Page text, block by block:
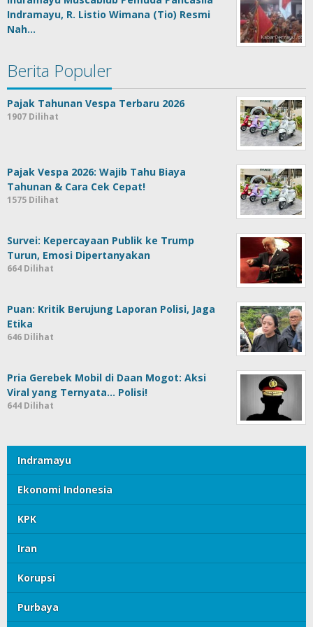
Indramayu, R. Listio Wimana (Tio) Resmi
Nah…
Berita Populer
Pajak Tahunan Vespa Terbaru 2026
1907 Dilihat
Pajak Vespa 2026: Wajib Tahu Biaya
Tahunan & Cara Cek Cepat!
1575 Dilihat
Survei: Kepercayaan Publik ke Trump
Turun, Emosi Dipertanyakan
664 Dilihat
Puan: Kritik Berujung Laporan Polisi, Jaga
Etika
646 Dilihat
Pria Gerebek Mobil di Daan Mogot: Aksi
Viral yang Ternyata… Polisi!
644 Dilihat
Indramayu
Ekonomi Indonesia
KPK
Iran
Korupsi
Purbaya